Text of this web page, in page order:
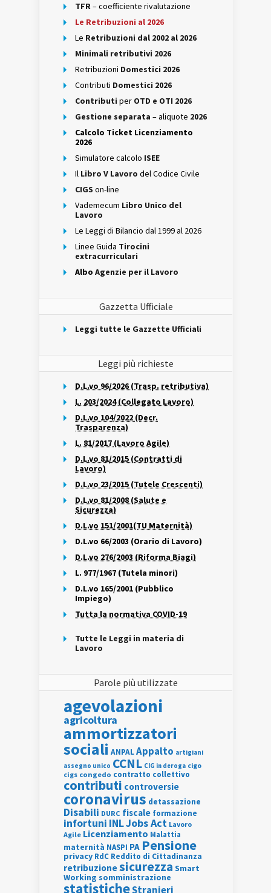
TFR– coefficiente rivalutazione
Le Retribuzioni al 2026
Le Retribuzioni dal 2002 al 2026
Minimali retributivi 2026
Retribuzioni Domestici 2026
Contributi Domestici 2026
Contributi per OTD e OTI 2026
Gestione separata – aliquote 2026
Calcolo Ticket Licenziamento
2026
Simulatore calcolo ISEE
Il Libro V Lavoro del Codice Civile
CIGS on-line
Vademecum Libro Unico del
Lavoro
Le Leggi di Bilancio dal 1999 al 2026
Linee Guida Tirocini
extracurriculari
Albo Agenzie per il Lavoro
Gazzetta Ufficiale
Leggi tutte le Gazzette Ufficiali
Leggi più richieste
D.L.vo 96/2026 (Trasp. retributiva)
L. 203/2024 (Collegato Lavoro)
D.L.vo 104/2022 (Decr.
Trasparenza)
L. 81/2017 (Lavoro Agile)
D.L.vo 81/2015 (Contratti di
Lavoro)
D.L.vo 23/2015 (Tutele Crescenti)
D.L.vo 81/2008 (Salute e
Sicurezza)
D.L.vo 151/2001(TU Maternità)
D.L.vo 66/2003 (Orario di Lavoro)
D.L.vo 276/2003 (Riforma Biagi)
L. 977/1967 (Tutela minori)
D.L.vo 165/2001 (Pubblico
Impiego)
Tutta la normativa COVID-19
Tutte le Leggi in materia di
Lavoro
Parole più utilizzate
agevolazioni
agricoltura
ammortizzatori
sociali ANPALAppalto artigiani
assegno unico CCNL CIG in deroga cigo
cigs congedo contratto collettivo
contributi controversie
coronavirus detassazione
Disabili DURC fiscale formazione
infortuni INLJobs Act Lavoro
Agile Licenziamento Malattia
maternità NASPI PA Pensione
privacy RdC Reddito di Cittadinanza
retribuzionesicurezza Smart
Working somministrazione
statisticheStranieri